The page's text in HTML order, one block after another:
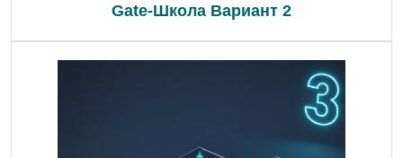
Gate-Школа Вариант 2